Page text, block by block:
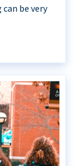
be very